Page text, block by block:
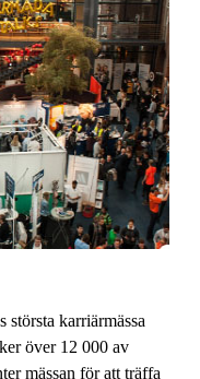
största karriärmässa
över 12 000 av
mässan för att träffa